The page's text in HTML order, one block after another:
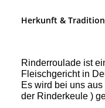
Herkunft & Tradition
Rinderroulade ist
Fleischgericht in
Es wird bei uns
der Rinderkeule )